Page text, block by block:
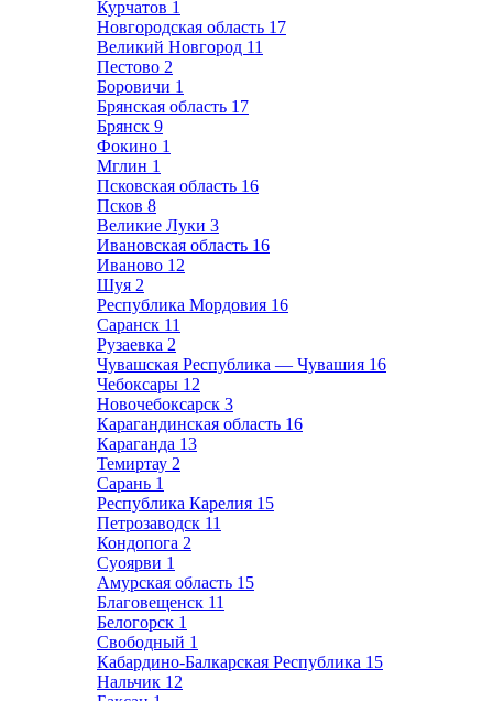
Курчатов 1
Новгородская область 17
Великий Новгород 11
Пестово 2
Боровичи 1
Брянская область 17
Брянск 9
Фокино 1
Мглин 1
Псковская область 16
Псков 8
Великие Луки 3
Ивановская область 16
Иваново 12
Шуя 2
Республика Мордовия 16
Саранск 11
Рузаевка 2
Чувашская Республика — Чувашия 16
Чебоксары 12
Новочебоксарск 3
Карагандинская область 16
Караганда 13
Темиртау 2
Сарань 1
Республика Карелия 15
Петрозаводск 11
Кондопога 2
Суоярви 1
Амурская область 15
Благовещенск 11
Белогорск 1
Свободный 1
Кабардино-Балкарская Республика 15
Нальчик 12